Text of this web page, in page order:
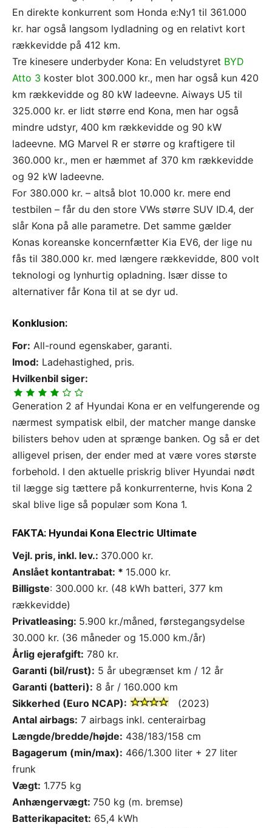
En direkte konkurrent som Honda e:Ny1 til 361.000
kr. har også langsom lydladning og en relativt kort
rækkevidde på 412 km.
Tre kinesere underbyder Kona: En veludstyret BYD
Atto 3 koster blot 300.000 kr., men har også kun 420
km rækkevidde og 80 kW ladeevne. Aiways U5 til
325.000 kr. er lidt større end Kona, men har også
mindre udstyr, 400 km rækkevidde og 90 kW
ladeevne. MG Marvel R er større og kraftigere til
360.000 kr., men er hæmmet af 370 km rækkevidde
og 92 kW ladeevne.
For 380.000 kr. – altså blot 10.000 kr. mere end
testbilen – får du den store VWs større SUV ID.4, der
slår Kona på alle parametre. Det samme gælder
Konas koreanske koncernfætter Kia EV6, der lige nu
fås til 380.000 kr. med længere rækkevidde, 800 volt
teknologi og lynhurtig opladning. Især disse to
alternativer får Kona til at se dyr ud.
Konklusion:
For: All-round egenskaber, garanti.
Imod: Ladehastighed, pris.
Hvilkenbil siger:
Generation 2 af Hyundai Kona er en velfungerende og
nærmest sympatisk elbil, der matcher mange danske
bilisters behov uden at sprænge banken. Og så er det
alligevel prisen, der ender med at være vores største
forbehold. I den aktuelle priskrig bliver Hyundai nødt
til lægge sig tættere på konkurrenterne, hvis Kona 2
skal blive lige så populær som Kona 1.
FAKTA: Hyundai Kona Electric Ultimate
Vejl. pris, inkl. lev.: 370.000 kr.
Anslået kontantrabat: * 15.000 kr.
Billigste: 300.000 kr. (48 kWh batteri, 377 km
rækkevidde)
Privatleasing: 5.900 kr./måned, førstegangsydelse
30.000 kr. (36 måneder og 15.000 km./år)
Årlig ejerafgift: 780 kr.
Garanti (bil/rust): 5 år ubegrænset km / 12 år
Garanti (batteri): 8 år / 160.000 km
Sikkerhed (Euro NCAP):
(2023)
Antal airbags: 7 airbags inkl. centerairbag
Længde/bredde/højde: 438/183/158 cm
Bagagerum (min/max): 466/1.300 liter + 27 liter
frunk
Vægt: 1.775 kg
Anhængervægt: 750 kg (m. bremse)
Batterikapacitet: 65,4 kWh